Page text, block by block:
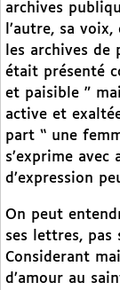
archives
l’autre, sa
les archives de
était présenté
et paisible ”
active et
part “ une
s’exprime
d’expression
On peut
ses lettres, pas
Considerant
d’amour au